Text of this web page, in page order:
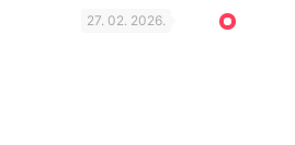
27. 02. 2026.